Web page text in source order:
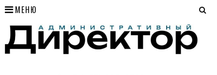
МЕНЮ